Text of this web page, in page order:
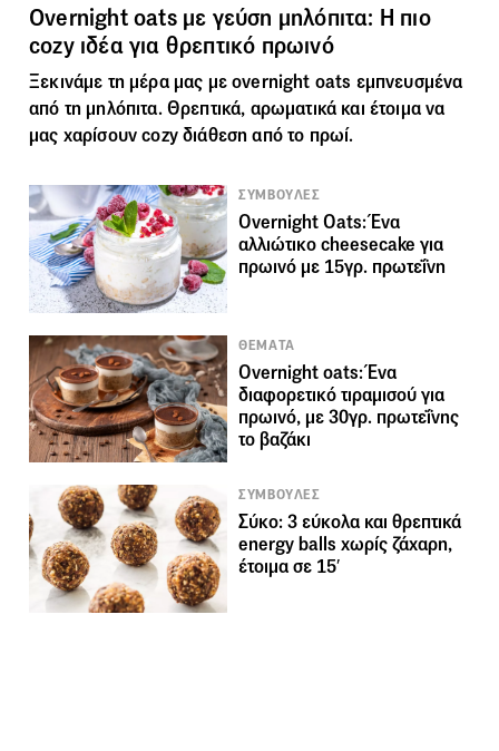
Overnight oats με γεύση μηλόπιτα: Η πιο
cozy ιδέα για θρεπτικό πρωινό
Ξεκινάμε τη μέρα μας με overnight oats εμπνευσμένα
από τη μηλόπιτα. Θρεπτικά, αρωματικά και έτοιμα να
μας χαρίσουν cozy διάθεση από το πρωί.
ΣΥΜΒΟΥΛΕΣ
Overnight Oats: Ένα
αλλιώτικο cheesecake για
πρωινό με 15γρ. πρωτεΐνη
ΘΕΜΑΤΑ
Overnight oats: Ένα
διαφορετικό τιραμισού για
πρωινό, με 30γρ. πρωτεΐνης
το βαζάκι
ΣΥΜΒΟΥΛΕΣ
Σύκo: 3 εύκολα και θρεπτικά
energy balls χωρίς ζάχαρη,
έτοιμα σε 15′